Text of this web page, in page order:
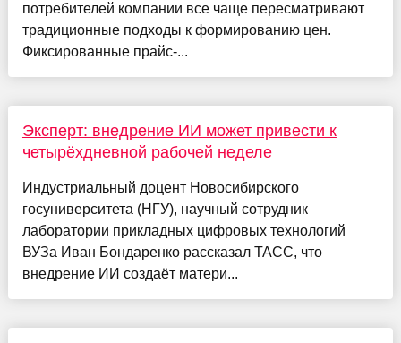
потребителей компании все чаще пересматривают
традиционные подходы к формированию цен.
Фиксированные прайс-...
Эксперт: внедрение ИИ может привести к
четырёхдневной рабочей неделе
Индустриальный доцент Новосибирского
госуниверситета (НГУ), научный сотрудник
лаборатории прикладных цифровых технологий
ВУЗа Иван Бондаренко рассказал ТАСС, что
внедрение ИИ создаёт матери...